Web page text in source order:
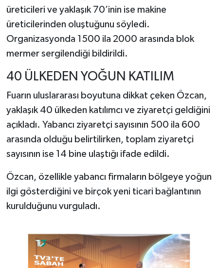
üreticileri ve yaklaşık 70’inin ise makine
üreticilerinden oluştuğunu söyledi.
Organizasyonda 1500 ila 2000 arasında blok
mermer sergilendiği bildirildi.
40 ÜLKEDEN YOĞUN KATILIM
Fuarın uluslararası boyutuna dikkat çeken Özcan,
yaklaşık 40 ülkeden katılımcı ve ziyaretçi geldiğini
açıkladı. Yabancı ziyaretçi sayısının 500 ila 600
arasında olduğu belirtilirken, toplam ziyaretçi
sayısının ise 14 bine ulaştığı ifade edildi.
Özcan, özellikle yabancı firmaların bölgeye yoğun
ilgi gösterdiğini ve birçok yeni ticari bağlantının
kurulduğunu vurguladı.